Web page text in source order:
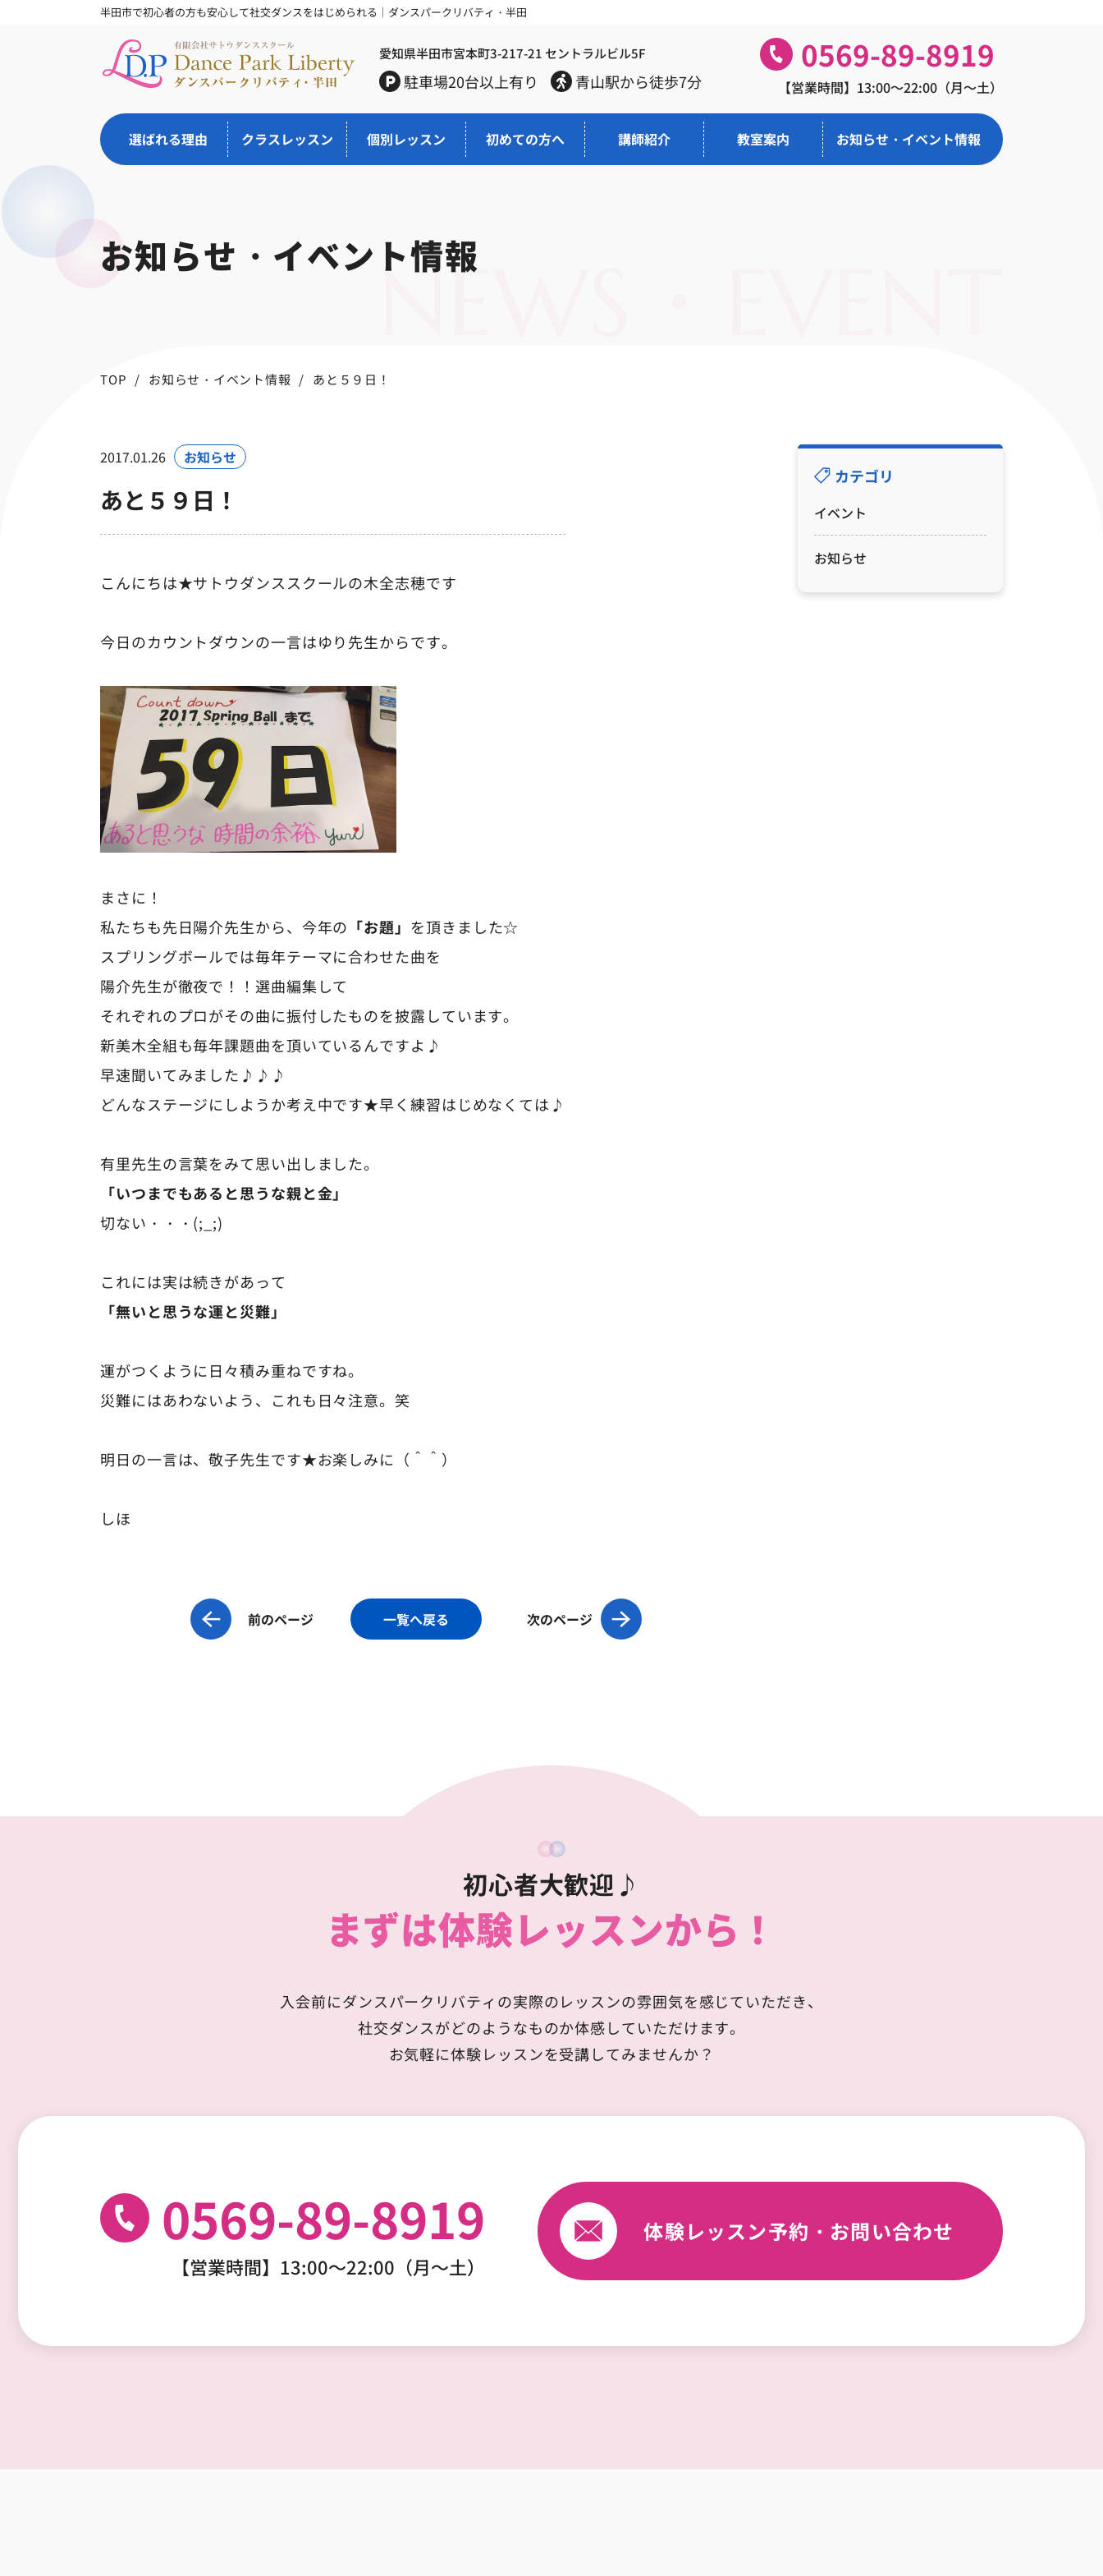
半田市で初心者の方も安心して社交ダンスをはじめられる｜ダンスパークリバティ・半田
愛知県半田市宮本町3-217-21 セントラルビル5F
駐車場20台以上有り 青山駅から徒歩7分
0569-89-8919
【営業時間】13:00～22:00（月～土）
選ばれる理由 クラスレッスン 個別レッスン 初めての方へ 講師紹介 教室案内 お知らせ・イベント情報
お知らせ・イベント情報NEWS・EVENT
TOP お知らせ・イベント情報 あと５９日！
2017.01.26 お知らせ
あと５９日！
こんにちは★サトウダンススクールの木全志穂です
今日のカウントダウンの一言はゆり先生からです。
まさに！
私たちも先日陽介先生から、今年の 「お題」 を頂きました☆
スプリングボールでは毎年テーマに合わせた曲を
陽介先生が徹夜で！！選曲編集して
それぞれのプロがその曲に振付したものを披露しています。
新美木全組も毎年課題曲を頂いているんですよ♪
早速聞いてみました♪♪♪
どんなステージにしようか考え中です★早く練習はじめなくては♪
有里先生の言葉をみて思い出しました。
「いつまでもあると思うな親と金」
切ない・・・(;_;)
これには実は続きがあって
「無いと思うな運と災難」
運がつくように日々積み重ねですね。
災難にはあわないよう、これも日々注意。笑
明日の一言は、敬子先生です★お楽しみに（＾＾）
しほ
前のページ 一覧へ戻る 次のページ
カテゴリ
イベント
お知らせ
初心者大歓迎♪
まずは体験レッスンから！
入会前にダンスパークリバティの実際のレッスンの雰囲気を感じていただき、
社交ダンスがどのようなものか体感していただけます。
お気軽に体験レッスンを受講してみませんか？
0569-89-8919
【営業時間】13:00～22:00（月～土）
体験レッスン予約・ お問い合わせ